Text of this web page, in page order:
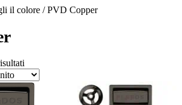
il colore / PVD Copper